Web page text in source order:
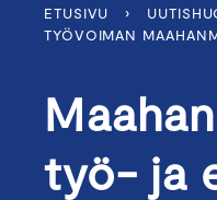
ETUSIVU ›
TYÖVOIMAN
työ- ja